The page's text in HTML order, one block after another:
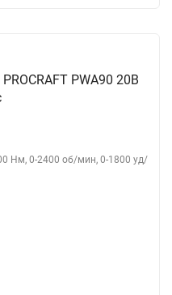
PWA90 20В
Нм, 0-2400 об/мин, 0-1800 уд/